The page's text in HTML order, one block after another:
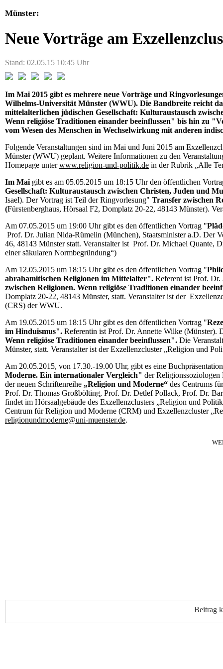
Münster:
Neue Vorträge am
Stand: 02.05.15 10:45 Uhr
Im Mai 2015 gibt es mehrere neue Vorträge und
Wilhelms-Universität Münster (WWU). Die Bandbreite reicht
mittelalterlichen jüdischen Gesellschaft: Kulturaustausch
Wenn religiöse Traditionen einander beeinflussen" bis hin zu
vom Wesen des Menschen in Wechselwirkung mit anderen
Folgende Veranstaltungen sind im Mai und Juni 2015 am
Münster (WWU) geplant. Weitere Informationen zu den
Homepage unterwww.religion-und-politik.de in der Rubrik „Alle
Im Mai gibt es am 05.05.2015 um 18:15 Uhr den öffentlichen
Gesellschaft: Kulturaustausch zwischen Christen, Juden und
Isael). Der Vortrag ist Teil der Ringvorlesung" Transfer zwischen
(Fürstenberghaus, Hörsaal F2, Domplatz 20-22, 48143 Münster).
Am 07.05.2015 um 19:00 Uhr gibt es den öffentlichen Vortrag "
Prof. Dr. Julian Nida-Rümelin (München), Staatsminister a.D. Der
46, 48143 Münster statt. Veranstalter ist Prof. Dr. Michael Quante,
einer säkularen Normbegründung“)
Am 12.05.2015 um 18:15 Uhr gibt es den öffentlichen Vortrag "
abrahamitischen Religionen im Mittelalter". Referent ist Prof.
zwischen Religionen. Wenn religiöse Traditionen einander
Domplatz 20-22, 48143 Münster, statt. Veranstalter ist der
(CRS) der WWU.
Am 19.05.2015 um 18:15 Uhr gibt es den öffentlichen Vortrag "
im Hinduismus". Referentin ist Prof. Dr. Annette Wilke (Münster).
Wenn religiöse Traditionen einander beeinflussen". Die
Münster, statt. Veranstalter ist der Exzellenzcluster „Religion und
Am 20.05.2015, von 17.30.-19.00 Uhr, gibt es eine
Moderne. Ein internationaler Vergleich" der
der neuen Schriftenreihe „Religion und Moderne“ des Centrums
Prof. Dr. Thomas Großbölting, Prof. Dr. Detlef Pollack, Prof. Dr.
findet im Hörsaalgebäude des Exzellenzclusters „Religion und
Centrum für Religion und Moderne (CRM) und Exzellenzcluster
religionundmoderne@uni-muenster.de.
Beitrag